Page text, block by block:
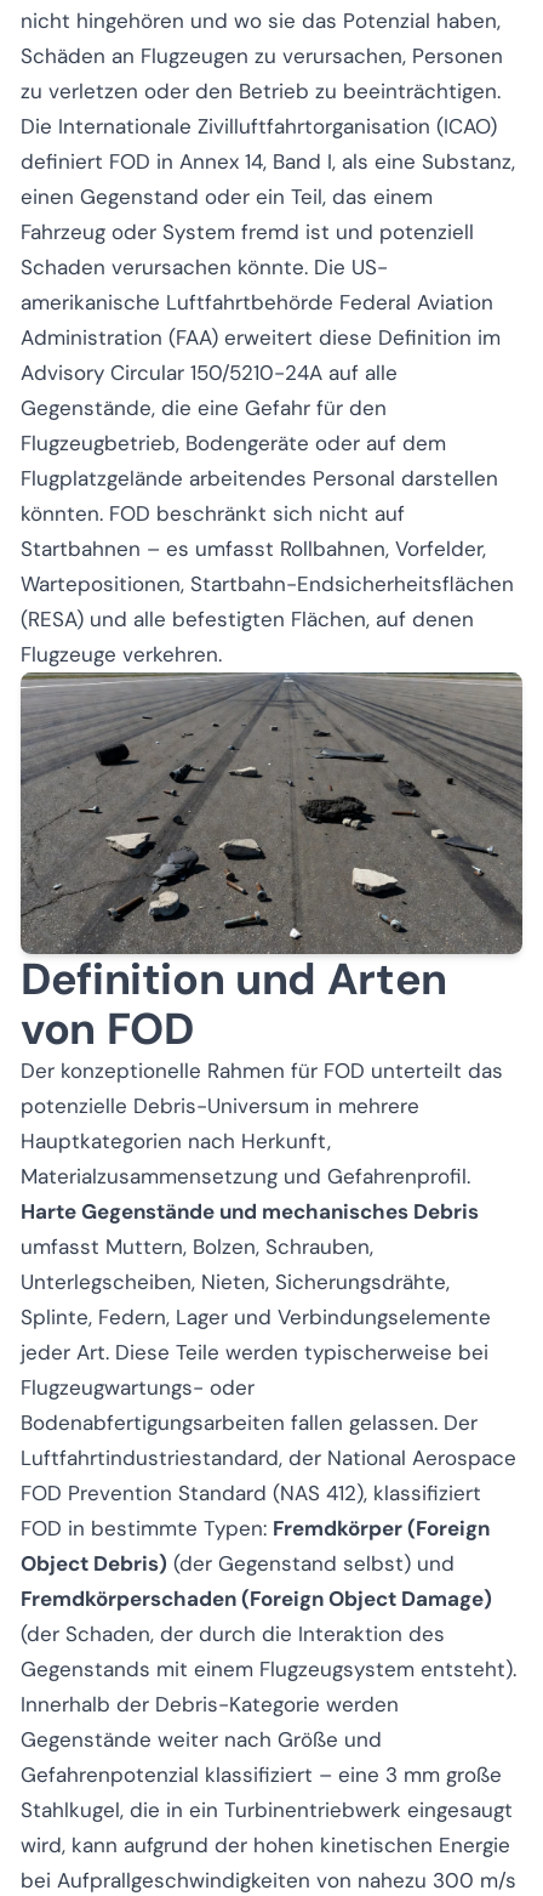
nicht hingehören und wo sie das Potenzial haben,
Schäden an Flugzeugen zu verursachen, Personen
zu verletzen oder den Betrieb zu beeinträchtigen.
Die Internationale Zivilluftfahrtorganisation (ICAO)
definiert FOD in Annex 14, Band I, als eine Substanz,
einen Gegenstand oder ein Teil, das einem
Fahrzeug oder System fremd ist und potenziell
Schaden verursachen könnte. Die US-
amerikanische Luftfahrtbehörde Federal Aviation
Administration (FAA) erweitert diese Definition im
Advisory Circular 150/5210-24A auf alle
Gegenstände, die eine Gefahr für den
Flugzeugbetrieb, Bodengeräte oder auf dem
Flugplatzgelände arbeitendes Personal darstellen
könnten. FOD beschränkt sich nicht auf
Startbahnen – es umfasst Rollbahnen, Vorfelder,
Wartepositionen, Startbahn-Endsicherheitsflächen
(RESA) und alle befestigten Flächen, auf denen
Flugzeuge verkehren.
Definition und Arten
von FOD
Der konzeptionelle Rahmen für FOD unterteilt das
potenzielle Debris-Universum in mehrere
Hauptkategorien nach Herkunft,
Materialzusammensetzung und Gefahrenprofil.
Harte Gegenstände und mechanisches Debris
umfasst Muttern, Bolzen, Schrauben,
Unterlegscheiben, Nieten, Sicherungsdrähte,
Splinte, Federn, Lager und Verbindungselemente
jeder Art. Diese Teile werden typischerweise bei
Flugzeugwartungs- oder
Bodenabfertigungsarbeiten fallen gelassen. Der
Luftfahrtindustriestandard, der National Aerospace
FOD Prevention Standard (NAS 412), klassifiziert
FOD in bestimmte Typen: Fremdkörper (Foreign
Object Debris) (der Gegenstand selbst) und
Fremdkörperschaden (Foreign Object Damage)
(der Schaden, der durch die Interaktion des
Gegenstands mit einem Flugzeugsystem entsteht).
Innerhalb der Debris-Kategorie werden
Gegenstände weiter nach Größe und
Gefahrenpotenzial klassifiziert – eine 3 mm große
Stahlkugel, die in ein Turbinentriebwerk eingesaugt
wird, kann aufgrund der hohen kinetischen Energie
bei Aufprallgeschwindigkeiten von nahezu 300 m/s